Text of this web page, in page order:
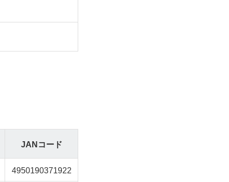
JANコード
4950190371922